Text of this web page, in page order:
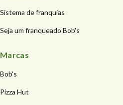
Sistema de franquias
Seja um franqueado Bob's
Marcas
Bob's
Pizza Hut